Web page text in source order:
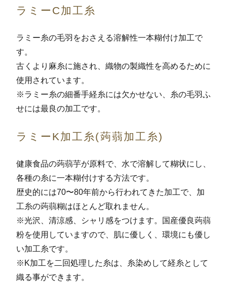
ラミーC加工糸
ラミー糸の毛羽をおさえる溶解性一本糊付け加工で
す。
古くより麻糸に施され、織物の製織性を高めるために
使用されています。
※ラミー糸の細番手経糸には欠かせない、糸の毛羽ふ
せには最良の加工です。
ラミーK加工糸(蒟蒻加工糸)
健康食品の蒟蒻芋が原料で、水で溶解して糊状にし、
各種の糸に一本糊付けする方法です。
歴史的には70〜80年前から行われてきた加工で、加
工糸の蒟蒻糊はほとんど取れません。
※光沢、清涼感、シャリ感をつけます。国産優良蒟蒻
粉を使用していますので、肌に優しく、環境にも優し
い加工糸です。
※K加工を二回処理した糸は、糸染めして経糸として
織る事ができます。